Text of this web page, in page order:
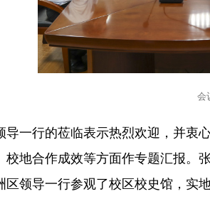
会
导一行的莅临表示热烈欢迎，并
校地合作成效等方面作专题汇报
区领导一行参观了校区校史馆，实